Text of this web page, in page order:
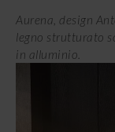
Aurena, design
legno strutturato
in alluminio.